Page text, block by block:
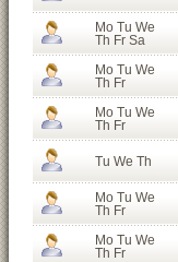
Mo Tu We
Th Fr Sa
Mo Tu We
Th Fr
Mo Tu We
Th Fr
Tu We Th
Mo Tu We
Th Fr
Mo Tu We
Th Fr